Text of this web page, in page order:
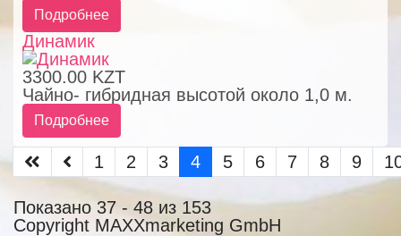
Подробнее
Динамик
3300.00 KZT
Чайно- гибридная высотой около 1,0 м.
Подробнее
1 2 3 4 5 6 7 8 9
Показано 37 - 48 из 153
Copyright MAXXmarketing GmbH